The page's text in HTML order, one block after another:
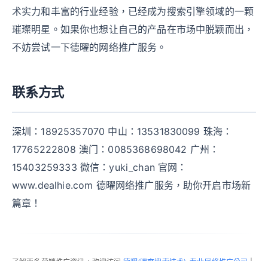
术实力和丰富的行业经验，已经成为搜索引擎领域的一颗
璀璨明星。如果你也想让自己的产品在市场中脱颖而出，
不妨尝试一下德曜的网络推广服务。
联系方式
深圳：18925357070 中山：13531830099 珠海：
17765222808 澳门：0085368698042 广州：
15403259333 微信：yuki_chan 官网：
www.dealhie.com 德曜网络推广服务，助你开启市场新
篇章！